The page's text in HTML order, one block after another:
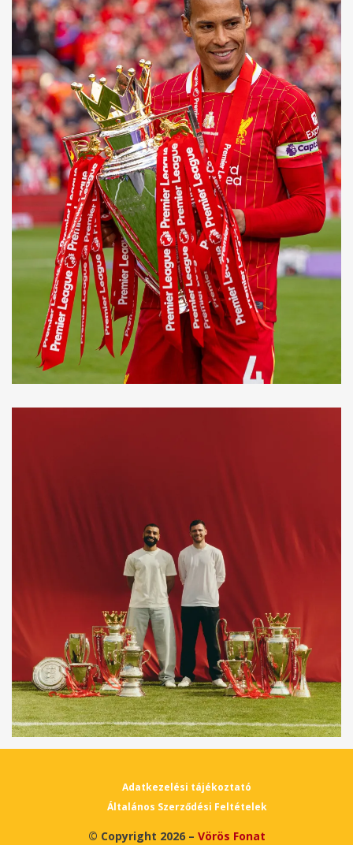
Adatkezelési tájékoztató
Általános Szerződési Feltételek
© Copyright 2026 – Vörös Fonat